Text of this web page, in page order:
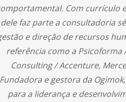
Com currículo
dele faz parte a consultadoria
e direção de recursos
referência como a Psicoforma
Consulting / Accenture,
Fundadora e gestora da
para a liderança e